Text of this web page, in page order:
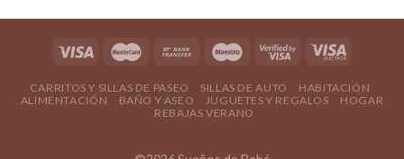
CARRITOS Y SILLAS DE PASEO SILLAS DE AUTO
HABITACIÓN
ALIMENTACIÓN
BAÑO Y ASEO JUGUETES Y REGALOS
HOGAR
REBAJAS VERANO